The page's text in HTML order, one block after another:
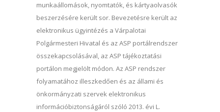
munkaállomások, nyomtatók, és kártyaolvasók
beszerzésére került sor. Bevezetésre került az
elektronikus ügyintézés a Várpalotai
Polgármesteri Hivatal és az ASP portálrendszer
összekapcsolásával, az ASP tájékoztatási
portálon megjelölt módon. Az ASP rendszer
folyamatához illeszkedően és az állami és
önkormányzati szervek elektronikus
információbiztonságáról szóló 2013. évi L.